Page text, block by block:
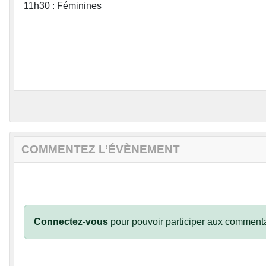
11h30 : Féminines
COMMENTEZ L’ÉVÈNEMENT
Connectez-vous pour pouvoir participer aux